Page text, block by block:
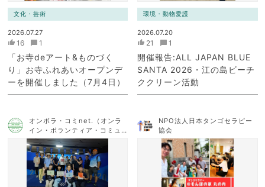
文化・芸術
2026.07.27
16 1
「お寺deアート&ものづく
り」お寺ふれあいオープンデ
ーを開催しました（7月4日）
環境・動物愛護
2026.07.20
21 1
開催報告:ALL JAPAN BLUE
SANTA 2026・江の島ビーチ
ククリーン活動
オンボラ・コミnet.（オンラ
イン・ボランティア・コミュ
ニケーション・ネットワー
ク）
NPO法人日本タンゴセラピー
協会